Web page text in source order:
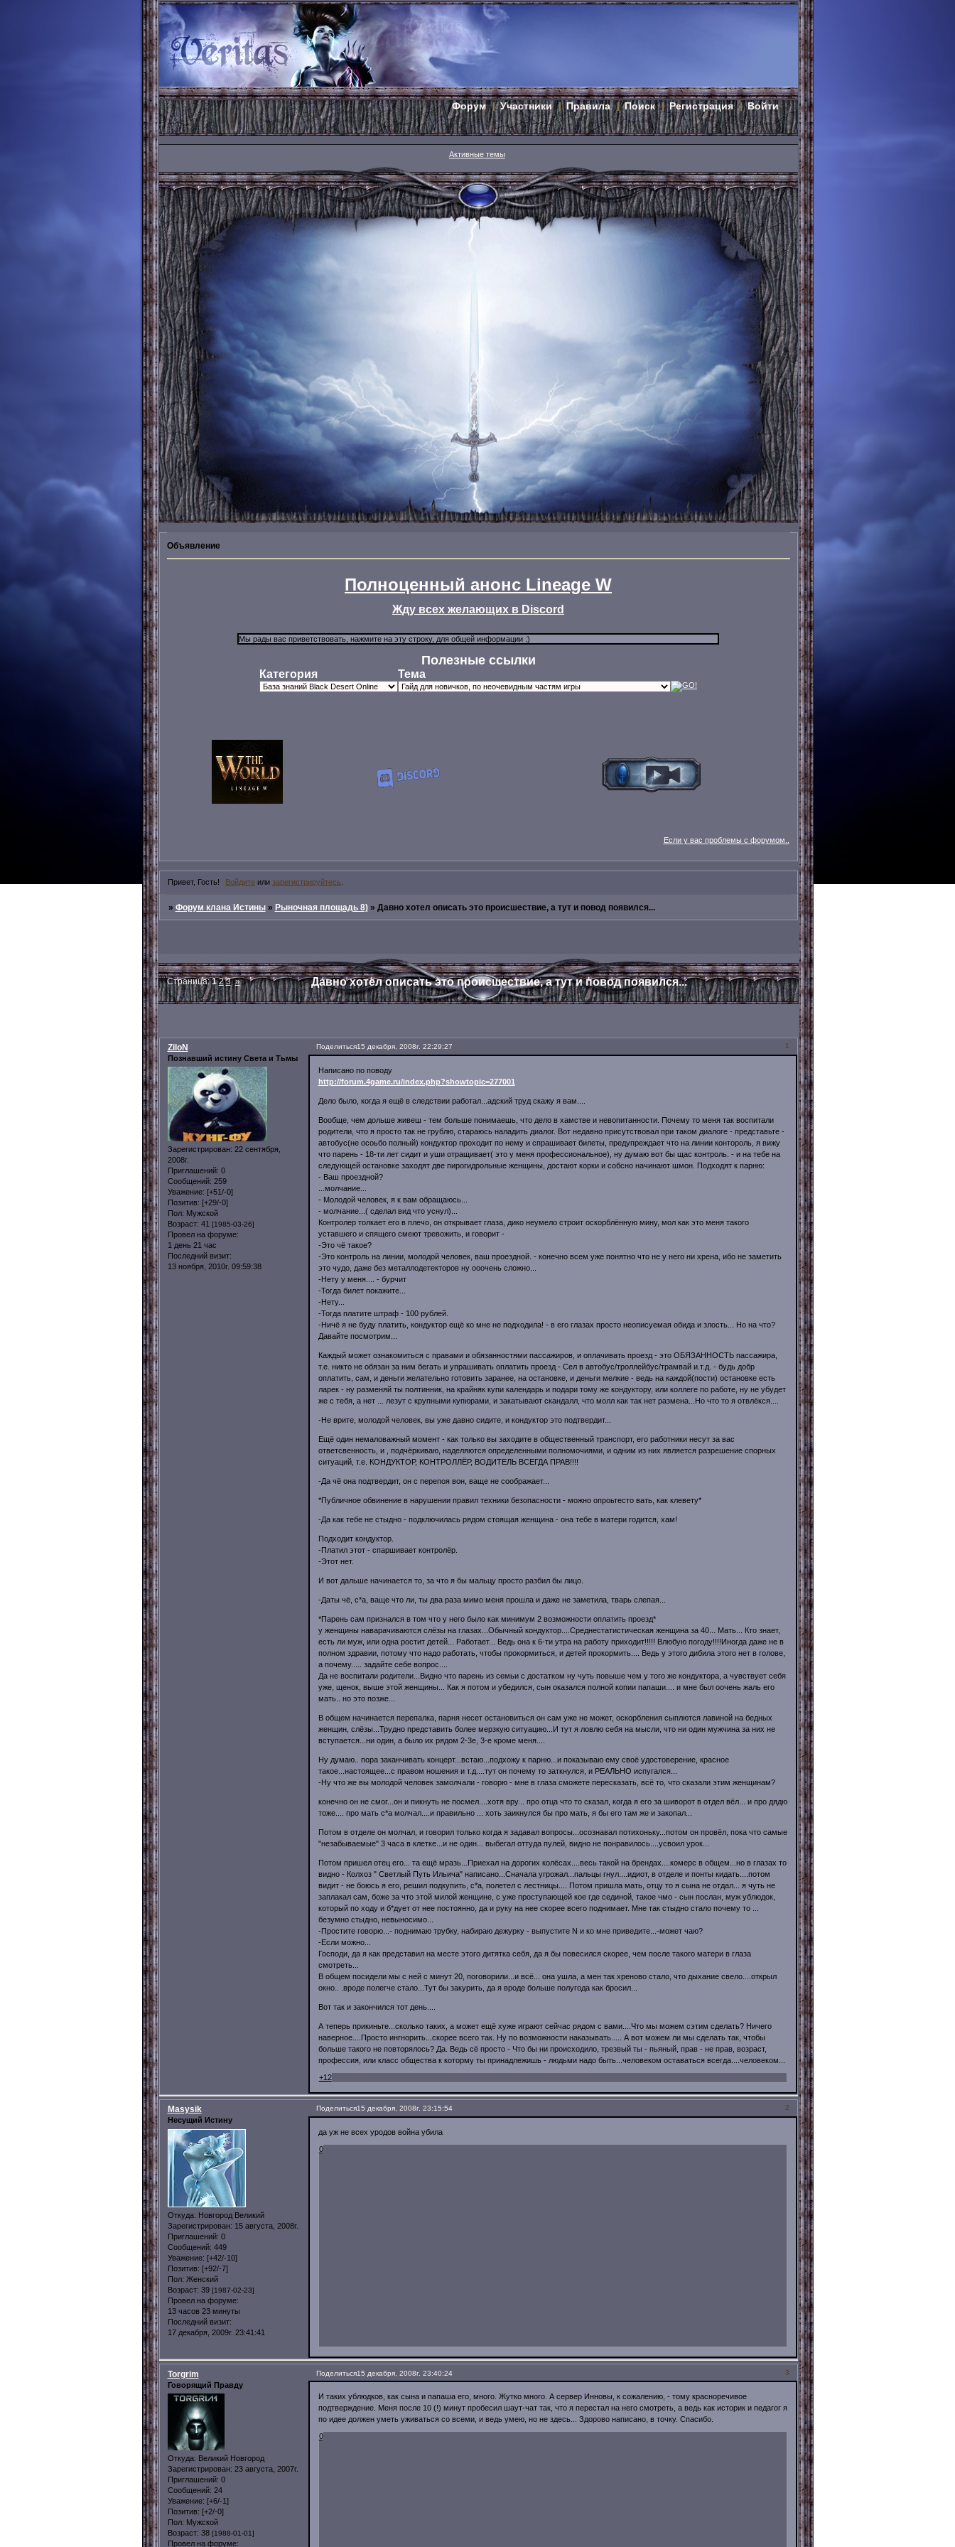
Форум Участники Правила Поиск Регистрация Войти
Активные темы
Объявление
Полноценный анонс Lineage W
Жду всех желающих в Discord
Полезные ссылки
Категория Тема
Если у вас проблемы с форумом..
Привет, Гость! Войдите или зарегистрируйтесь
» Форум клана Истины » Рыночная площадь 8) » Давно хотел описать это происшествие, а тут и повод появился...
Давно хотел описать это происшествие, а тут и повод появился...
Страница:1 2 3 »
Поделиться 1
15 декабря, 2008г. 22:29:27
ZiloN
Познавший истину Света и Тьмы
Зарегистрирован: 22 сентября,
2008г.
Приглашений: 0
Сообщений: 259
Уважение: [+51/-0]
Позитив: [+29/-0]
Пол: Мужской
Возраст: 41 [1985-03-26]
Провел на форуме:
1 день 21 час
Последний визит:
13 ноября, 2010г. 09:59:38
Написано по поводу
http://forum.4game.ru/index.php?showtopic=277001
Дело было, когда я ещё в следствии работал...адский труд скажу я вам....
Вообще, чем дольше живеш - тем больше понимаешь, что дело в хамстве и невопитанности. Почему то меня так воспитали
родители, что я просто так не грублю, стараюсь наладить диалог. Вот недавно присутствовал при таком диалоге - представьте -
автобус(не осоьбо полный) кондуктор проходит по нему и спрашивает билеты, предупреждает что на линии контороль, я вижу
что парень - 18-ти лет сидит и уши отращивает( это у меня профессиональное), ну думаю вот бы щас контроль. - и на тебе на
следующей остановке заходят две пирогидрольные женщины, достают корки и собсно начинают шмон. Подходят к парню:
- Ваш проездной?
...молчание...
- Молодой человек, я к вам обращаюсь...
- молчание...( сделал вид что уснул)...
Контролер толкает его в плечо, он открывает глаза, дико неумело строит оскорблённую мину, мол как это меня такого
уставшего и спящего смеют тревожить, и говорит -
-Это чё такое?
-Это контроль на линии, молодой человек, ваш проездной. - конечно всем уже понятно что не у него ни хрена, ибо не заметить
это чудо, даже без металлодетекторов ну ооочень сложно...
-Нету у меня.... - бурчит
-Тогда билет покажите...
-Нету...
-Тогда платите штраф - 100 рублей.
-Ничё я не буду платить, кондуктор ещё ко мне не подходила! - в его глазах просто неописуемая обида и злость... Но на что?
Давайте посмотрим...
Каждый может ознакомиться с правами и обязанностями пассажиров, и оплачивать проезд - это ОБЯЗАННОСТЬ пассажира,
т.е. никто не обязан за ним бегать и упрашивать оплатить проезд - Сел в автобус/троллейбус/трамвай и.т.д. - будь добр
оплатить, сам, и деньги желательно готовить заранее, на остановке, и деньги мелкие - ведь на каждой(пости) остановке есть
ларек - ну разменяй ты полтинник, на крайняк купи календарь и подари тому же кондуктору, или коллеге по работе, ну не убудет
же с тебя, а нет ... лезут с крупными купюрами, и закатывают скандалл, что молл как так нет размена...Но что то я отвлёкся....
-Не врите, молодой человек, вы уже давно сидите, и кондуктор это подтвердит...
Ещё один немаловажный момент - как только вы заходите в общественный транспорт, его работники несут за вас
ответсвенность, и , подчёркиваю, наделяются определенными полномочиями, и одним из них является разрешение спорных
ситуаций, т.е. КОНДУКТОР, КОНТРОЛЛЁР, ВОДИТЕЛЬ ВСЕГДА ПРАВ!!!!
-Да чё она подтвердит, он с перепоя вон, ваще не соображает...
*Публичное обвинение в нарушении правил техники безопасности - можно опроьтесто вать, как клевету*
-Да как тебе не стыдно - подключилась рядом стоящая женщина - она тебе в матери годится, хам!
Подходит кондуктор.
-Платил этот - спаршивает контролёр.
-Этот нет.
И вот дальше начинается то, за что я бы мальцу просто разбил бы лицо.
-Даты чё, с*а, ваще что ли, ты два раза мимо меня прошла и даже не заметила, тварь слепая...
*Парень сам признался в том что у него было как минимум 2 возможности оплатить проезд*
у женщины наварачиваются слёзы на глазах...Обычный кондуктор....Среднестатистическая женщина за 40... Мать... Кто знает,
есть ли муж, или одна ростит детей... Работает... Ведь она к 6-ти утра на работу приходит!!!!! Влюбую погоду!!!!Иногда даже не в
полном здравии, потому что надо работать, чтобы прокормиться, и детей прокормить.... Ведь у этого дибила этого нет в голове,
а почему..... задайте себе вопрос....
Да не воспитали родители...Видно что парень из семьи с достатком ну чуть повыше чем у того же кондуктора, а чувствует себя
уже, щенок, выше этой женщины... Как я потом и убедился, сын оказался полной копии папаши.... и мне был оочень жаль его
мать.. но это позже...
В общем начинается перепалка, парня несет остановиться он сам уже не может, оскорбления сыплются лавиной на бедных
женщин, слёзы...Трудно представить более мерзкую ситуацию...И тут я ловлю себя на мысли, что ни один мужчина за них не
вступается...ни один, а было их рядом 2-3е, 3-е кроме меня....
Ну думаю.. пора заканчивать концерт...встаю...подхожу к парню...и показываю ему своё удостоверение, красное
такое...настоящее...с правом ношения и т.д....тут он почему то заткнулся, и РЕАЛЬНО испугался...
-Ну что же вы молодой человек замолчали - говорю - мне в глаза сможете пересказать, всё то, что сказали этим женщинам?
конечно он не смог...он и пикнуть не посмел....хотя вру... про отца что то сказал, когда я его за шиворот в отдел вёл... и про дядю
тоже.... про мать с*а молчал....и правильно ... хоть заикнулся бы про мать, я бы его там же и закопал...
Потом в отделе он молчал, и говорил только когда я задавал вопросы...осознавал потихоньку...потом он провёл, пока что самые
"незабываемые" 3 часа в клетке...и не один... выбегал оттуда пулей, видно не понравилось....усвоил урок...
Потом пришел отец его... та ещё мразь...Приехал на дорогих колёсах....весь такой на брендах....комерс в общем...но в глазах то
видно - Колхоз " Светлый Путь Ильича" написано...Сначала угрожал...пальцы гнул....идиот, в отделе и понты кидать....потом
видит - не боюсь я его, решил подкупить, с*а, полетел с лестницы.... Потом пришла мать, отцу то я сына не отдал... я чуть не
заплакал сам, боже за что этой милой женщине, с уже проступающей кое где сединой, такое чмо - сын послан, муж ублюдок,
который по ходу и б*дует от нее постоянно, да и руку на нее скорее всего поднимает. Мне так стыдно стало почему то ...
безумно стыдно, невыносимо...
-Простите говорю...- поднимаю трубку, набираю дежурку - выпустите N и ко мне приведите...-может чаю?
-Если можно...
Господи, да я как представил на месте этого дитятка себя, да я бы повесился скорее, чем после такого матери в глаза
смотреть...
В общем посидели мы с ней с минут 20, поговорили...и всё... она ушла, а мен так хреново стало, что дыхание свело....открыл
окно.. .вроде полегче стало...Тут бы закурить, да я вроде больше полугода как бросил...
Вот так и закончился тот день....
А теперь прикиньте...сколько таких, а может ещё хуже играют сейчас рядом с вами....Что мы можем сэтим сделать? Ничего
наверное....Просто ингнорить...скорее всего так. Ну по возможности наказывать..... А вот можем ли мы сделать так, чтобы
больше такого не повторялось? Да. Ведь сё просто - Что бы ни происходило, трезвый ты - пьяный, прав - не прав, возраст,
профессия, или класс общества к которму ты принадлежишь - людьми надо быть...человеком оставаться всегда....человеком...
+12
Поделиться 2
15 декабря, 2008г. 23:15:54
Masysik
Несущий Истину
Откуда: Новгород Великий
Зарегистрирован: 15 августа, 2008г.
Приглашений: 0
Сообщений: 449
Уважение: [+42/-10]
Позитив: [+92/-7]
Пол: Женский
Возраст: 39 [1987-02-23]
Провел на форуме:
13 часов 23 минуты
Последний визит:
17 декабря, 2009г. 23:41:41
да уж не всех уродов война убила
0
Поделиться 3
15 декабря, 2008г. 23:40:24
Torgrim
Говорящий Правду
Откуда: Великий Новгород
Зарегистрирован: 23 августа, 2007г.
Приглашений: 0
Сообщений: 24
Уважение: [+6/-1]
Позитив: [+2/-0]
Пол: Мужской
Возраст: 38 [1988-01-01]
Провел на форуме:
И таких ублюдков, как сына и папаша его, много. Жутко много. А сервер Инновы, к сожалению, - тому красноречивое
подтверждение. Меня после 10 (!) минут пробесил шаут-чат так, что я перестал на него смотреть, а ведь как историк и педагог я
по идее должен уметь уживаться со всеми, и ведь умею, но не здесь... Здорово написано, в точку. Спасибо.
0